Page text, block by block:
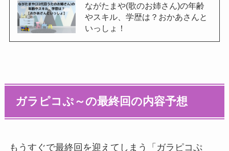
ながたまや(歌のお姉さん)の年齢
やスキル、学歴は？おかあさんと
いっしょ！
ガラピコぷ～の最終回の内容予想
もうすぐで最終回を迎えてしまう「ガラピコぷ